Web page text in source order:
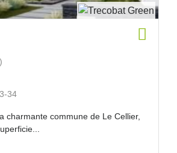
34
charmante commune de Le Cellier,